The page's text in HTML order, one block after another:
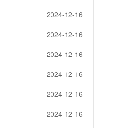
2024-12-16
2024-12-16
2024-12-16
2024-12-16
2024-12-16
2024-12-16